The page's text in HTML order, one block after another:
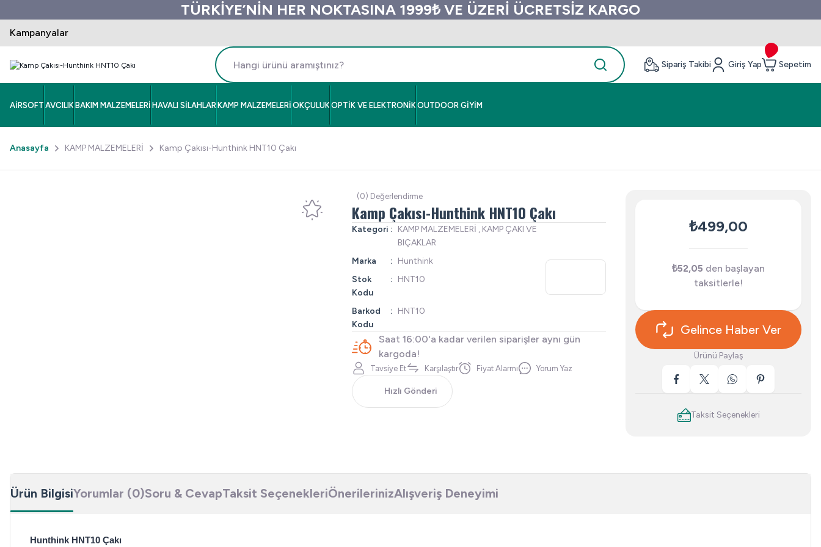
TÜRKİYE’NİN HER NOKTASINA 1999₺ VE ÜZERİ ÜCRETSİZ KARGO
Kampanyalar
Sipariş Takibi Giriş Yap Sepetim
AİRSOFT AVCILIK BAKIM MALZEMELERİ HAVALI SİLAHLAR KAMP MALZEMELERİ OKÇULUK OPTİK VE ELEKTRONİK OUTDOOR GİYİM
Anasayfa KAMP MALZEMELERİ Kamp Çakısı-Hunthink HNT10 Çakı
(0) Değerlendirme
Kamp Çakısı-Hunthink HNT10 Çakı
Kategori KAMP MALZEMELERİ , KAMP ÇAKI VE
BIÇAKLAR
Marka
Hunthink
Stok
Kodu
HNT10
Barkod
Kodu
HNT10
Saat 16:00'a kadar verilen siparişler aynı gün
kargoda!
Tavsiye Et Karşılaştır Fiyat Alarmı Yorum Yaz
Hızlı Gönderi
₺499,00
₺52,05 den başlayan
taksitlerle!
Gelince Haber Ver
Ürünü Paylaş
Taksit Seçenekleri
Ürün BilgisiYorumlar (0)Soru & CevapTaksit SeçenekleriÖnerilerinizAlışveriş Deneyimi
Hunthink HNT10 Çakı